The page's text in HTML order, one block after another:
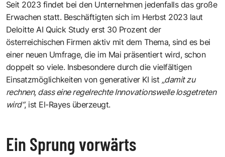
Seit 2023 findet bei den Unternehmen jedenfalls das große
Erwachen statt. Beschäftigten sich im Herbst 2023 laut
Deloitte AI Quick Study erst 30 Prozent der
österreichischen Firmen aktiv mit dem Thema, sind es bei
einer neuen Umfrage, die im Mai präsentiert wird, schon
doppelt so viele. Insbesondere durch die vielfältigen
Einsatzmöglichkeiten von generativer KI ist „damit zu
rechnen, dass eine regelrechte Innovationswelle losgetreten
wird“, ist El-Rayes überzeugt.
Ein Sprung vorwärts